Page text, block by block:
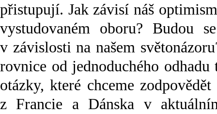
přistupují. Jak závisí náš
vystudovaném oboru? Budou
v závislosti na našem
rovnice od jednoduchého
otázky, které chceme
z Francie a Dánska v